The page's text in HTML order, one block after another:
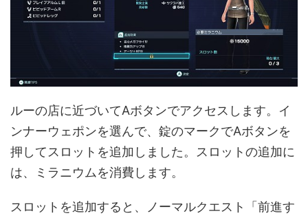
ルーの店に近づいてAボタンでアクセスします。イ
ンナーウェポンを選んで、錠のマークでAボタンを
押してスロットを追加しました。スロットの追加に
は、ミラニウムを消費します。
スロットを追加すると、ノーマルクエスト「前進す